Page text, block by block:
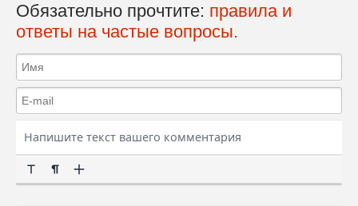
Обязательно прочтите: правила и
ответы на частые вопросы.